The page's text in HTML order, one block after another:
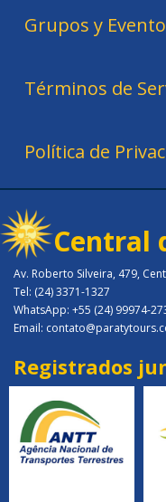
Grupos y
Términos de
Política de
Central
Av. Roberto Silveira, 479,
Tel: (24) 3371-1327
WhatsApp: +55 (24) 99974-
Email:
Registrados